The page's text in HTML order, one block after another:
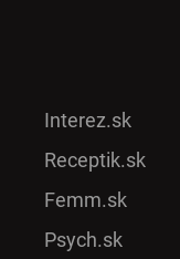
Interez.sk
Receptik.sk
Femm.sk
Psych.sk